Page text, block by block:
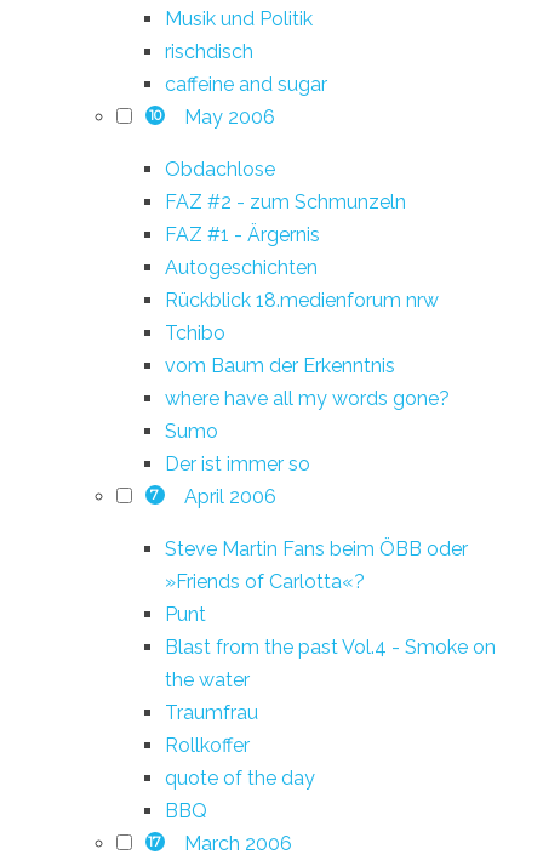
Musik und Politik
rischdisch
caffeine and sugar
10 May 2006
Obdachlose
FAZ #2 - zum Schmunzeln
FAZ #1 - Ärgernis
Autogeschichten
Rückblick 18.medienforum nrw
Tchibo
vom Baum der Erkenntnis
where have all my words gone?
Sumo
Der ist immer so
7 April 2006
Steve Martin Fans beim ÖBB oder
»Friends of Carlotta«?
Punt
Blast from the past Vol.4 - Smoke on
the water
Traumfrau
Rollkoffer
quote of the day
BBQ
17 March 2006